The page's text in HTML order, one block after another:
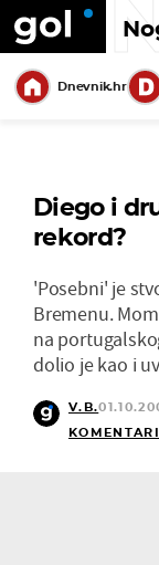
Dnevnik.hr
Diego i
rekord?
'Posebni' je
Bremenu.
na
dolio je kao i
V.B.
KOMENTARI